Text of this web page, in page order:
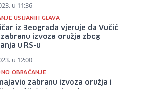
u 11:36
USIJANIH GLAVA
iz Beograda vjeruje da Vučić
izvoza oružja zbog
u RS-u
u 12:00
OBRAĆANJE
zabranu izvoza oružja i